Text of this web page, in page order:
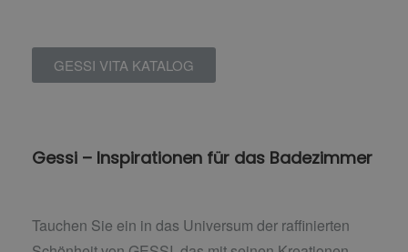
GESSI VITA KATALOG
Gessi – Inspirationen für das Badezimmer
Tauchen Sie ein in das Universum der raffinierten